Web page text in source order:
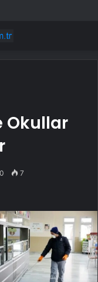
Okullar
0 7